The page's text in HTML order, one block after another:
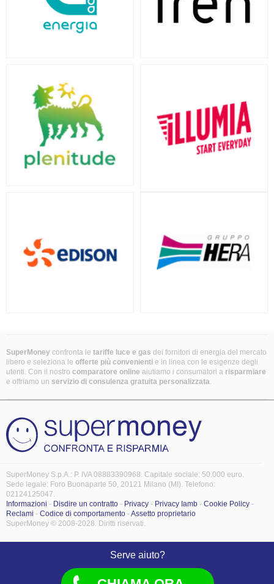
SuperMoney confronta le tariffe luce e gas dei fornitori di energia del mercato
libero e seleziona le offerte più convenienti e in linea con le esigenze degli
utenti. Con il nostro comparatore online aiutiamo i consumatori a risparmiare
e offriamo un servizio di consulenza gratuita personalizzata.
SuperMoney S.p.A.: P. IVA 08883390968. Capitale sociale: 50.000 euro.
Sede legale: Foro Buonaparte 50, 20121 Milano (MI). Telefono:
02124125047.
Informazioni - Disdire un contratto - Privacy - Privacy Iamb - Cookie Policy -
Reclami - Codice di comportamento -Assetto proprietario
SuperMoney © 2008-2028. Diritti riservati.
Serve aiuto?